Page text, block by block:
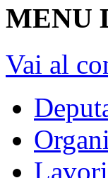
MENU
Vai al
Lavori